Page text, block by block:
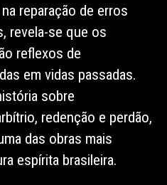
reparação de erros
revela-se que os
reflexos de
em vidas passadas.
sobre
redenção e perdão,
das obras mais
espírita brasileira.